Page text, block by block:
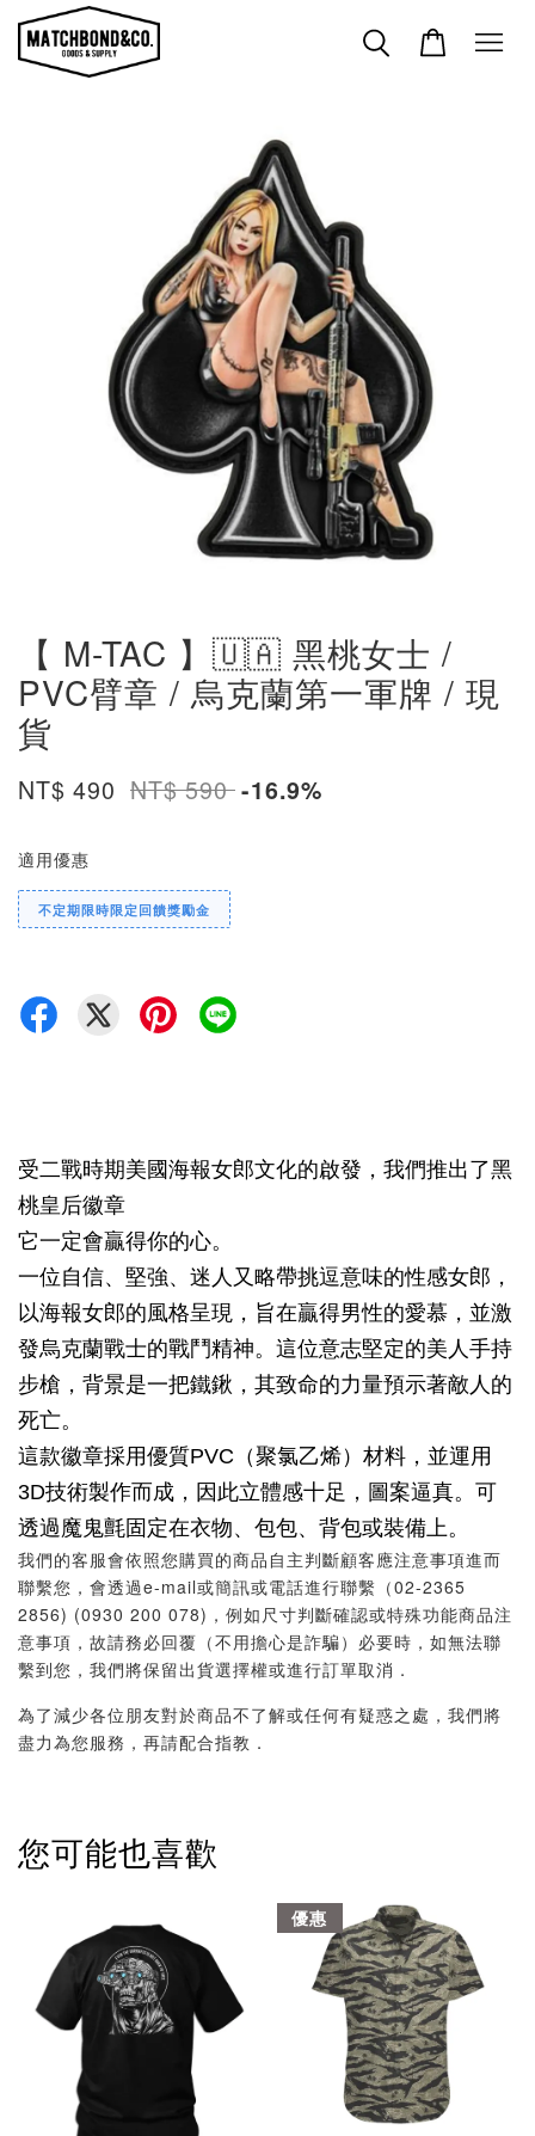
【 M-TAC 】🇺🇦 黑桃女士 /
PVC臂章 / 烏克蘭第一軍牌 / 現
貨
NT$ 490 NT$ 590-16.9%
適用優惠
不定期限時限定回饋獎勵金
受二戰時期美國海報女郎文化的啟發，我們推出了黑
桃皇后徽章
它一定會贏得你的心。
一位自信、堅強、迷人又略帶挑逗意味的性感女郎，
以海報女郎的風格呈現，旨在贏得男性的愛慕，並激
發烏克蘭戰士的戰鬥精神。這位意志堅定的美人手持
步槍，背景是一把鐵鍬，其致命的力量預示著敵人的
死亡。
這款徽章採用優質PVC（聚氯乙烯）材料，並運用
3D技術製作而成，因此立體感十足，圖案逼真。可
透過魔鬼氈固定在衣物、包包、背包或裝備上。
我們的客服會依照您購買的商品自主判斷顧客應注意事項進而
聯繫您，會透過e-mail或簡訊或電話進行聯繫（02-2365
2856) (0930 200 078)，例如尺寸判斷確認或特殊功能商品注
意事項，故請務必回覆（不用擔心是詐騙）必要時，如無法聯
繫到您，我們將保留出貨選擇權或進行訂單取消．
為了減少各位朋友對於商品不了解或任何有疑惑之處，我們將
盡力為您服務，再請配合指教．
您可能也喜歡
優惠